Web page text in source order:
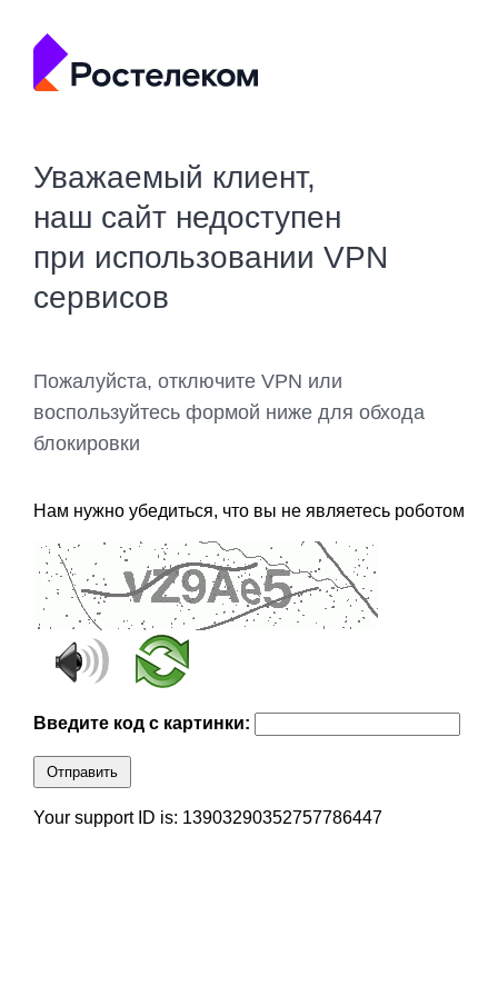
Уважаемый клиент,
наш сайт недоступен
при использовании VPN
сервисов
Пожалуйста, отключите VPN или
воспользуйтесь формой ниже для обхода
блокировки
Нам нужно убедиться, что вы не являетесь роботом
Введите код с картинки:
Отправить
Your support ID is: 13903290352757786447